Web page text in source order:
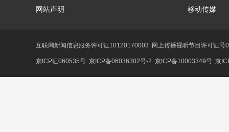
网站声明
移动传媒
互联网新闻信息服务许可证10120170003 网上传播视听节目许可证
京ICP证060535号 京ICP备06036302号-2 京ICP备10003349号 京